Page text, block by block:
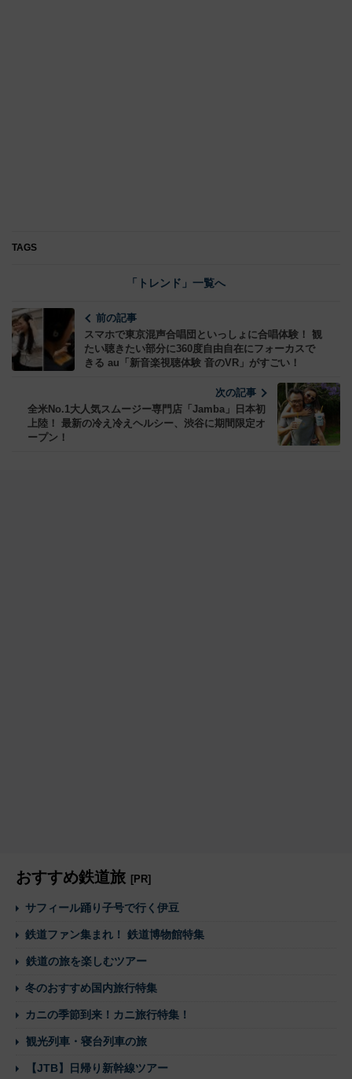
TAGS
「トレンド」一覧へ
前の記事
スマホで東京混声合唱団といっしょに合唱体験！ 観
たい聴きたい部分に360度自由自在にフォーカスで
きる au「新音楽視聴体験 音のVR」がすごい！
次の記事
全米No.1大人気スムージー専門店「Jamba」日本初
上陸！ 最新の冷え冷えヘルシー、渋谷に期間限定オ
ープン！
おすすめ鉄道旅 [PR]
サフィール踊り子号で行く伊豆
鉄道ファン集まれ！ 鉄道博物館特集
鉄道の旅を楽しむツアー
冬のおすすめ国内旅行特集
カニの季節到来！カニ旅行特集！
観光列車・寝台列車の旅
【JTB】日帰り新幹線ツアー